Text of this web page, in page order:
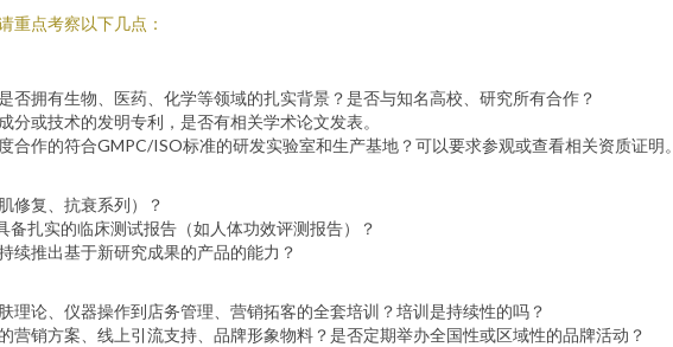
重点考察以下几点：
否拥有生物、医药、化学等领域的扎实背景？是否与知名高校、研究所有合作？
分或技术的发明专利，是否有相关学术论文发表。
合作的符合GMPC/ISO标准的研发实验室和生产基地？可以要求参观或查看相关资质证明。
修复、抗衰系列）？
备扎实的临床测试报告（如人体功效评测报告）？
续推出基于新研究成果的产品的能力？
理论、仪器操作到店务管理、营销拓客的全套培训？培训是持续性的吗？
营销方案、线上引流支持、品牌形象物料？是否定期举办全国性或区域性的品牌活动？